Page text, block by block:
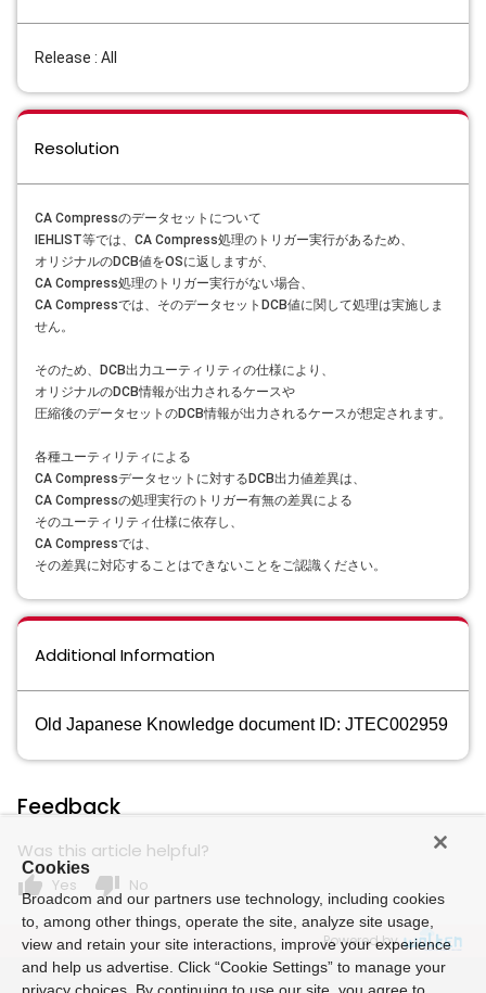
Release : All
Resolution
CA Compressのデータセットについて
IEHLIST等では、CA Compress処理のトリガー実行があるため、
オリジナルのDCB値をOSに返しますが、
CA Compress処理のトリガー実行がない場合、
CA Compressでは、そのデータセットDCB値に関して処理は実施しま
せん。
そのため、DCB出力ユーティリティの仕様により、
オリジナルのDCB情報が出力されるケースや
圧縮後のデータセットのDCB情報が出力されるケースが想定されます。
各種ユーティリティによる
CA Compressデータセットに対する DCB出力値差異は、
CA Compressの処理実行のトリガー有無の差異による
そのユーティリティ仕様に依存し、
CA Compressでは、
その差異に対応することはできないことをご認識ください。
Additional Information
Old Japanese Knowledge document ID: JTEC002959
Feedback
Was this article helpful?
thumb_up Yes thumb_down No
Powered by
Cookies
Broadcom and our partners use technology, including cookies
to, among other things, operate the site, analyze site usage,
view and retain your site interactions, improve your experience
and help us advertise. Click “Cookie Settings” to manage your